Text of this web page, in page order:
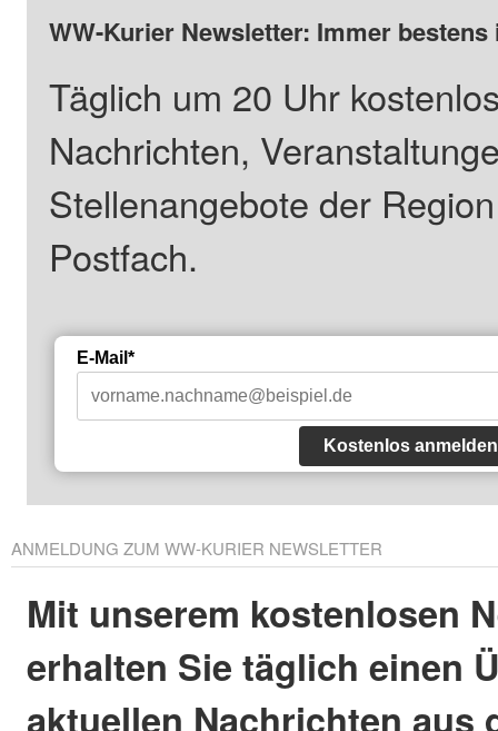
WW-Kurier Newsletter: Immer
Täglich um 20 Uhr
Nachrichten,
Stellenangebote der
Postfach.
E-Mail*
Kostenlos anmelden
ANMELDUNG ZUM WW-KURIER NEWSLETTER
Mit unserem kostenlosen
erhalten Sie täglich einen
aktuellen Nachrichten aus